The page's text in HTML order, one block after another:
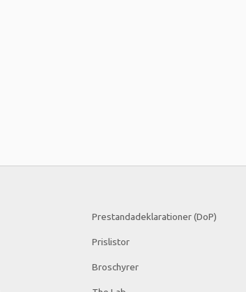
Prestandadeklarationer (DoP)
Prislistor
Broschyrer